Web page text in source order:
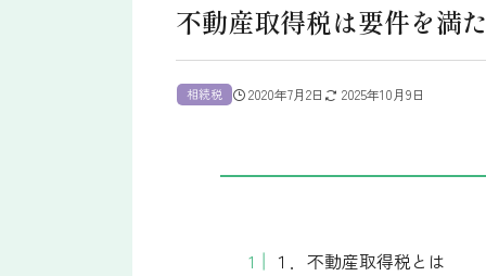
不動産取得税は要件を満
相続税 2020年7月2日 2025年10月9日
１．不動産取得税とは